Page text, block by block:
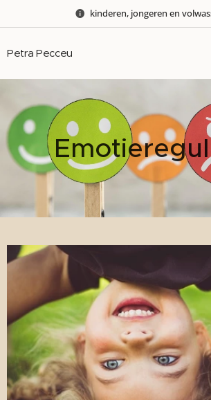
kinderen, jongeren en
Petra Pecceu